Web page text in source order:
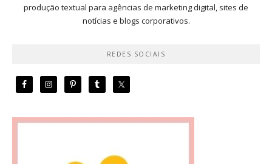
produção textual para agências de marketing digital, sites de
notícias e blogs corporativos.
REDES SOCIAIS